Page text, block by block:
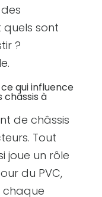
sont
?
qui influence
à
de châssis
Tout
joue un rôle
du PVC,
chaque